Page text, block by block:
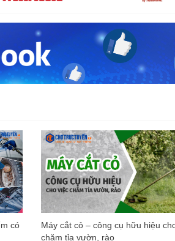
có
Máy cắt cỏ – công cụ hữu hiệu
chăm tỉa vườn, rào